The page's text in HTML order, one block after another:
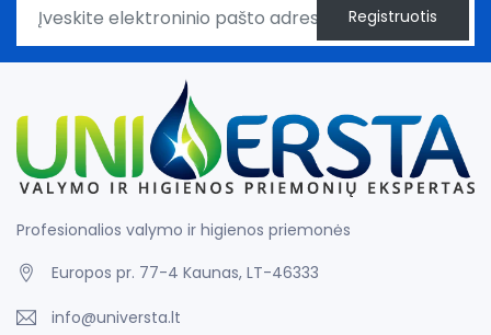
Registruotis
Profesionalios valymo ir higienos priemonės
Europos pr. 77-4 Kaunas, LT-46333
info@universta.lt